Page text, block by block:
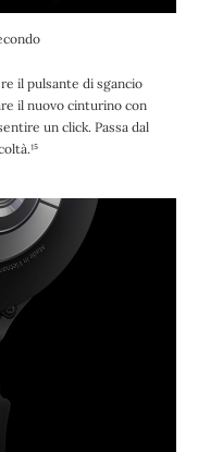
il pulsante di sgancio
il nuovo cinturino con
un click. Passa dal